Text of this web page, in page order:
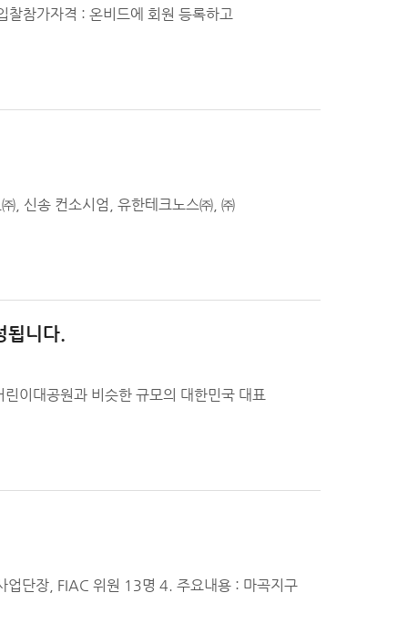
참가자격 : 온비드에 회원 등록하고
, 신송 컨소시엄, 유한테크노스㈜, ㈜
됩니다.
이대공원과 비슷한 규모의 대한민국 대표
단장, FIAC 위원 13명 4. 주요내용 : 마곡지구